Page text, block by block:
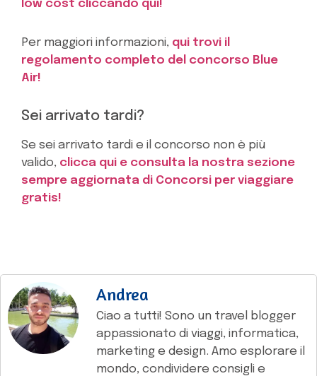
low cost cliccando qui!
Per maggiori informazioni, qui trovi il
regolamento completo del concorso Blue
Air!
Sei arrivato tardi?
Se sei arrivato tardi e il concorso non è più
valido, clicca qui e consulta la nostra sezione
sempre aggiornata di Concorsi per viaggiare
gratis!
Andrea
Ciao a tutti! Sono un travel blogger
appassionato di viaggi, informatica,
marketing e design. Amo esplorare il
mondo, condividere consigli e